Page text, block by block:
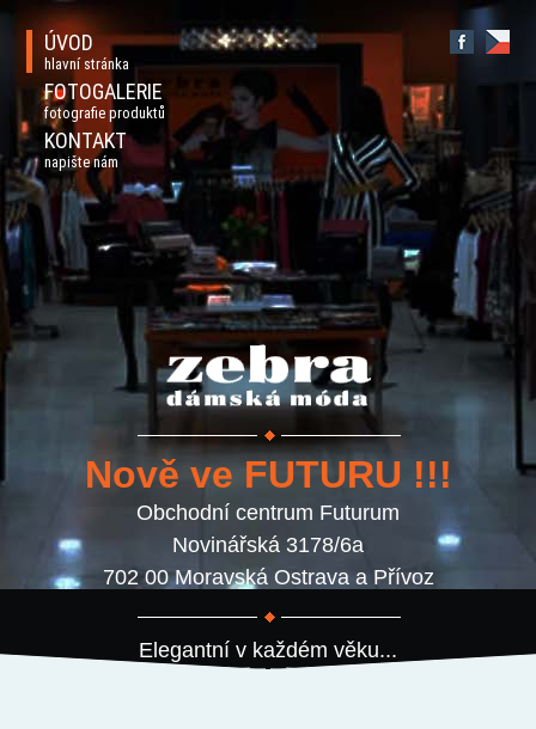
ÚVOD
hlavní stránka
FOTOGALERIE
fotografie produktů
KONTAKT
napište nám
Nově ve FUTURU !!!
Obchodní centrum Futurum
Novinářská 3178/6a
702 00 Moravská Ostrava a Přívoz
Elegantní v každém věku...